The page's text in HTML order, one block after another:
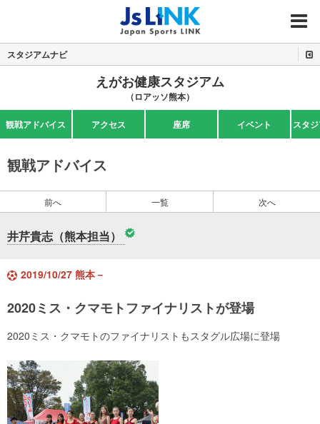
MENU
スタジアムナビ
えがお健康スタジアム
（ロアッソ熊本）
観戦アドバイス アクセス 座席 イベント スタ
観戦アドバイス
前へ 一覧 次へ
井芹貴志（熊本担当）
2019/10/27 熊本－
2020ミス・クマモトファイナリストが登場
2020ミス・クマモトのファイナリストもスタグル広場に登場